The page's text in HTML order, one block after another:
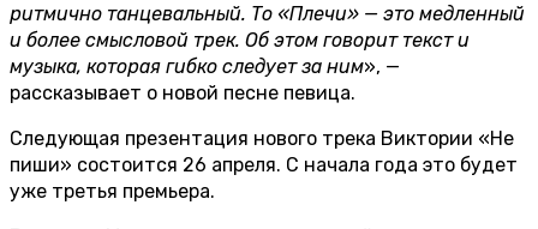
ритмично танцевальный. То «Плечи» — это медленный
и более смысловой трек. Об этом говорит текст и
музыка, которая гибко следует за ним», —
рассказывает о новой песне певица.
Следующая презентация нового трека Виктории «Не
пиши» состоится 26 апреля. С начала года это будет
уже третья премьера.